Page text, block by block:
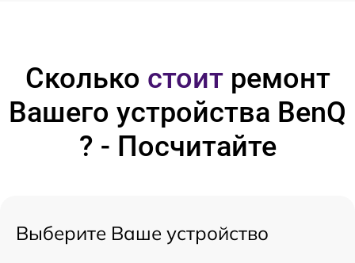
Сколько стоитремонт
Вашего устройства BenQ
? - Посчитайте
Выберите Ваше устройство